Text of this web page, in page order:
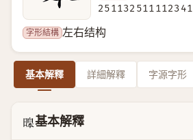
251132511112341
字形結構 左右结构
基本解釋 詳細解釋 字源字形
𣊊基本解釋